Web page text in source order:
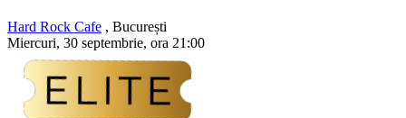
Hard Rock Cafe , București
Miercuri, 30 septembrie, ora 21:00